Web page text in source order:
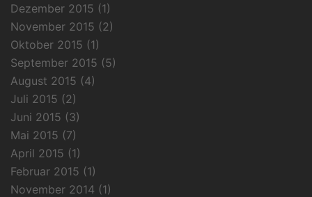
Dezember 2015 (1)
November 2015 (2)
Oktober 2015 (1)
September 2015 (5)
August 2015 (4)
Juli 2015 (2)
Juni 2015 (3)
Mai 2015 (7)
April 2015 (1)
Februar 2015 (1)
November 2014 (1)